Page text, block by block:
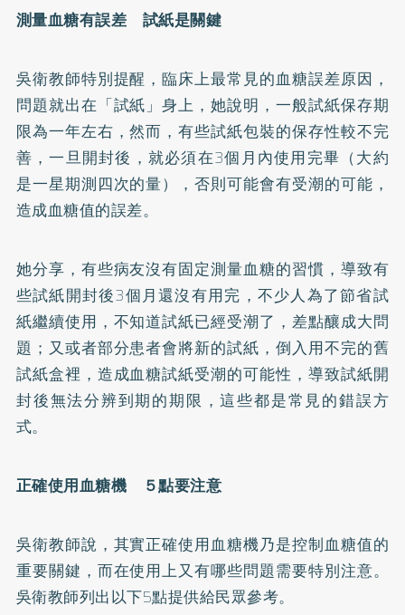
測量血糖有誤差 試紙是關鍵
吳衛教師特別提醒，臨床上最常見的血糖誤差原因，
問題就出在「試紙」身上，她說明，一般試紙保存期
限為一年左右，然而，有些試紙包裝的保存性較不完
善，一旦開封後，就必須在3個月內使用完畢（大約
是一星期測四次的量），否則可能會有受潮的可能，
造成血糖值的誤差。
她分享，有些病友沒有固定測量血糖的習慣，導致有
些試紙開封後3個月還沒有用完，不少人為了節省試
紙繼續使用，不知道試紙已經受潮了，差點釀成大問
題；又或者部分患者會將新的試紙，倒入用不完的舊
試紙盒裡，造成血糖試紙受潮的可能性，導致試紙開
封後無法分辨到期的期限，這些都是常見的錯誤方
式。
正確使用血糖機 ５點要注意
吳衛教師說，其實正確使用血糖機乃是控制血糖值的
重要關鍵，而在使用上又有哪些問題需要特別注意。
吳衛教師列出以下5點提供給民眾參考。